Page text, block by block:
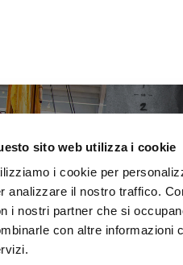
sito web utilizza i cookie
i cookie per
analizzare il nostro traffico.
i nostri partner che si
con altre informazioni